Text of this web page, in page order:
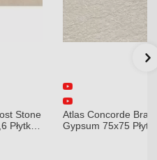
Atlas Concorde Brave
Gypsum 75x75 Płytka